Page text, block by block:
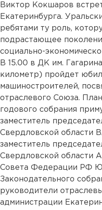
Виктор Кокшаров
Екатеринбурга.
ребятами ту роль,
подрастающее
социально-
В 15.00 в ДК им.
километр) пройдет
машиностроителей,
отраслевого Союза.
годового собрания
заместитель
Свердловской области
заместитель
Свердловской области
Совета Федерации РФ
Законодательного
руководители
администрации